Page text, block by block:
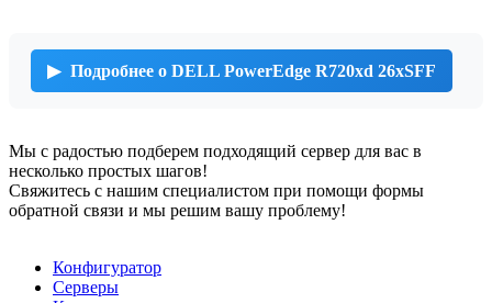
Подробнее о DELL PowerEdge R720xd 26xSFF
Мы с радостью подберем подходящий сервер для вас в
несколько простых шагов!
Свяжитесь с нашим специалистом при помощи формы
обратной связи и мы решим вашу проблему!
Конфигуратор
Серверы